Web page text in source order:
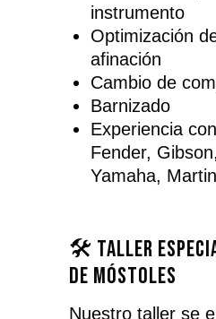
instrumento
Optimización
afinación
Cambio de
Barnizado
Experiencia
Fender,
Yamaha,
🛠️ Taller
de Móstoles
Nuestro taller se